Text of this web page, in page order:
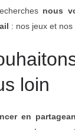
nous
: nos jeux et
loin
en